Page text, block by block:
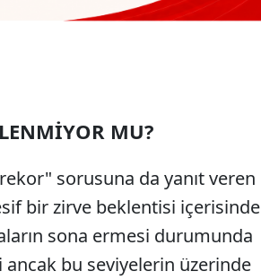
MU?
sorusuna da yanıt veren
bir zirve beklentisi içerisinde
sona ermesi durumunda
bu seviyelerin üzerinde